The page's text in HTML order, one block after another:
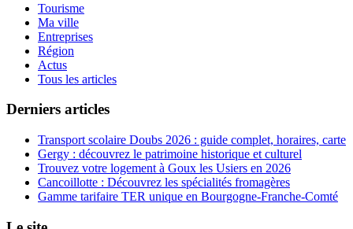
Tourisme
Ma ville
Entreprises
Région
Actus
Tous les articles
Derniers articles
Transport scolaire Doubs 2026 : guide complet, horaires, carte
Gergy : découvrez le patrimoine historique et culturel
Trouvez votre logement à Goux les Usiers en 2026
Cancoillotte : Découvrez les spécialités fromagères
Gamme tarifaire TER unique en Bourgogne-Franche-Comté